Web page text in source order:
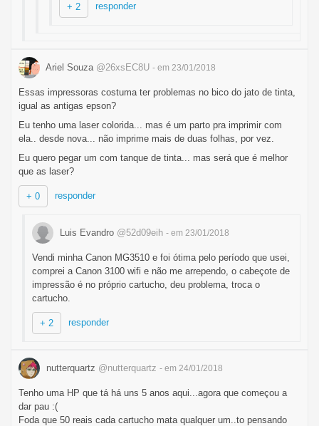
+ 2 responder
Ariel Souza @26xsEC8U - em 23/01/2018
Essas impressoras costuma ter problemas no bico do jato de tinta,
igual as antigas epson?
Eu tenho uma laser colorida... mas é um parto pra imprimir com
ela.. desde nova... não imprime mais de duas folhas, por vez.
Eu quero pegar um com tanque de tinta... mas será que é melhor
que as laser?
+ 0 responder
Luis Evandro @52d09eih - em 23/01/2018
Vendi minha Canon MG3510 e foi ótima pelo período que usei,
comprei a Canon 3100 wifi e não me arrependo, o cabeçote de
impressão é no próprio cartucho, deu problema, troca o
cartucho.
+ 2 responder
nutterquartz @nutterquartz - em 24/01/2018
Tenho uma HP que tá há uns 5 anos aqui...agora que começou a
dar pau :(
Foda que 50 reais cada cartucho mata qualquer um..to pensando